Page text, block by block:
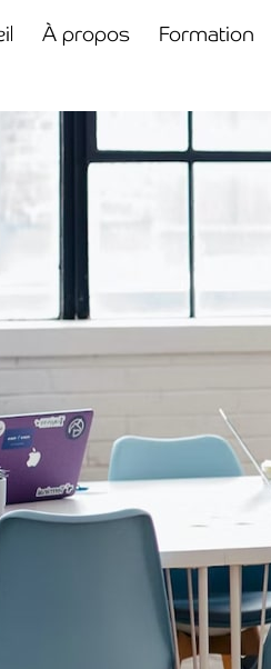
À propos Formation